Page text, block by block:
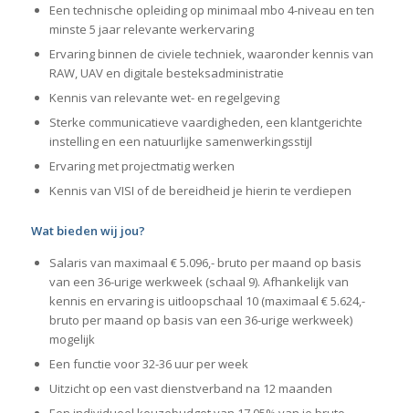
Een technische opleiding op minimaal mbo 4-niveau en ten
minste 5 jaar relevante werkervaring
Ervaring binnen de civiele techniek, waaronder kennis van
RAW, UAV en digitale besteksadministratie
Kennis van relevante wet- en regelgeving
Sterke communicatieve vaardigheden, een klantgerichte
instelling en een natuurlijke samenwerkingsstijl
Ervaring met projectmatig werken
Kennis van VISI of de bereidheid je hierin te verdiepen
Wat bieden wij jou?
Salaris van maximaal € 5.096,- bruto per maand op basis
van een 36-urige werkweek (schaal 9). Afhankelijk van
kennis en ervaring is uitloopschaal 10 (maximaal € 5.624,-
bruto per maand op basis van een 36-urige werkweek)
mogelijk
Een functie voor 32-36 uur per week
Uitzicht op een vast dienstverband na 12 maanden